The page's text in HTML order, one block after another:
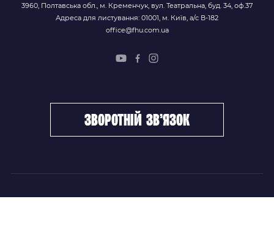
3960, Полтавська обл., м. Кременчук, вул. Театральна, буд. 34, оф.37
Адреса для листування: 01001, м. Київ, а/с В-182
office@fhu.com.ua
зворотній зв’язок